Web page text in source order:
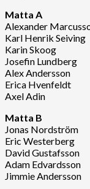
Matta A
Alexander
Karl Henrik Seiving
Karin Skoog
Josefin Lundberg
Alex Andersson
Erica Hvenfeldt
Axel Adin
Matta B
Jonas Nordström
Eric Westerberg
David Gustafsson
Adam Edvardsson
Jimmie Andersson